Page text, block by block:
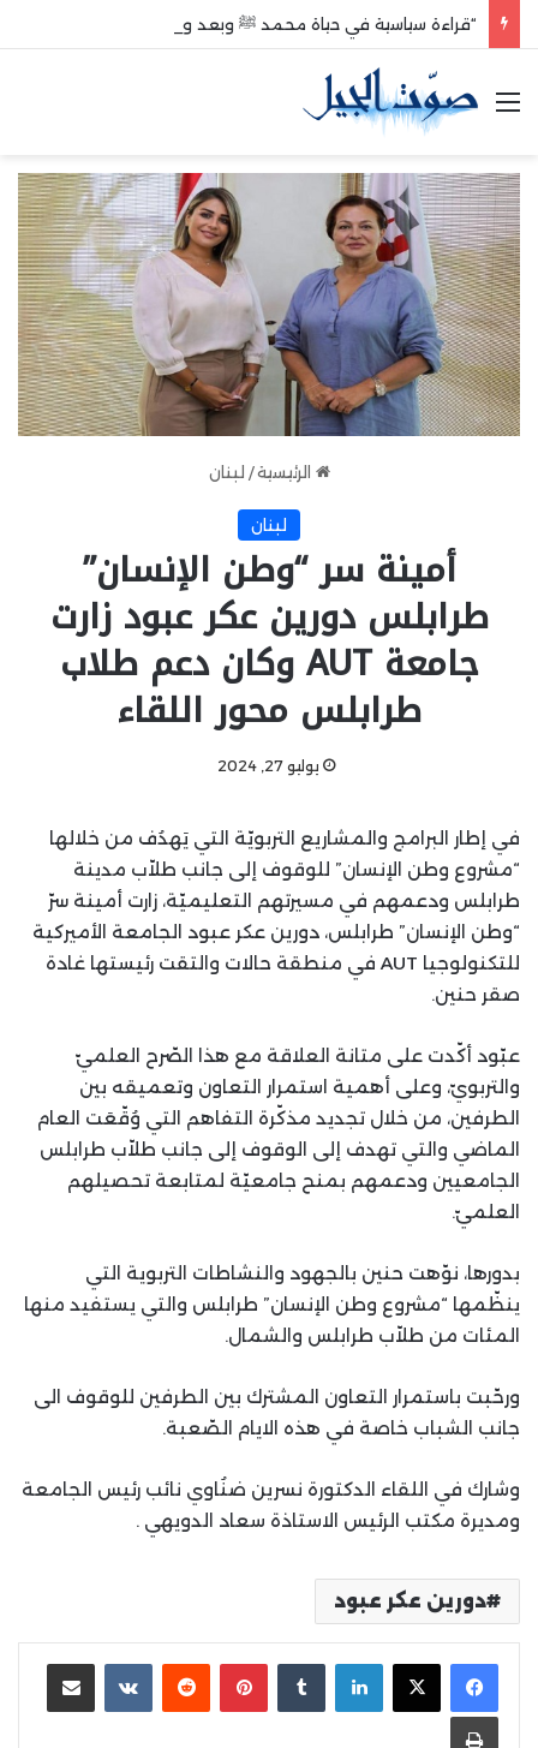
“قراءة سياسية في حياة محمد ﷺ وبعد وفاته”
القائمة
الرئيسية / لبنان
لبنان
أمينة سر “وطن الإنسان”
طرابلس دورين عكر عبود زارت
جامعة AUT وكان دعم طلاب
طرابلس محور اللقاء
يوليو 27, 2024
في إطار البرامج والمشاريع التربويّة التي يَهدُف من خلالها
“مشروع وطن الإنسان” للوقوف إلى جانب طلاّب مدينة
طرابلس ودعمهم في مسيرتهم التعليميّة، زارت أمينة سرّ
“وطن الإنسان” طرابلس، دورين عكر عبود الجامعة الأميركية
للتكنولوجيا AUT في منطقة حالات والتقت رئيستها غادة
صقر حنين.
عبّود أكّدت على متانة العلاقة مع هذا الصّرح العلميّ
والتربويّ، وعلى أهمية استمرار التعاون وتعميقه بين
الطرفين، من خلال تجديد مذكّرة التفاهم التي وُقّعَت العام
الماضي والتي تهدف إلى الوقوف إلى جانب طلاّب طرابلس
الجامعيين ودعمهم بمنح جامعيّة لمتابعة تحصيلهم
العلميّ.
بدورها، نوّهت حنين بالجهود والنشاطات التربوية التي
ينظّمها “مشروع وطن الإنسان” طرابلس والتي يستفيد منها
المئات من طلاّب طرابلس والشمال.
ورحّبت باستمرار التعاون المشترك بين الطرفين للوقوف الى
جانب الشباب خاصة في هذه الايام الصّعبة.
وشارك في اللقاء الدكتورة نسرين ضنُاوي نائب رئيس الجامعة
ومديرة مكتب الرئيس الاستاذة سعاد الدويهي .
دورين عكر عبود
لينكدإن بينتيريست مشاركة عبر البريد
طباعة